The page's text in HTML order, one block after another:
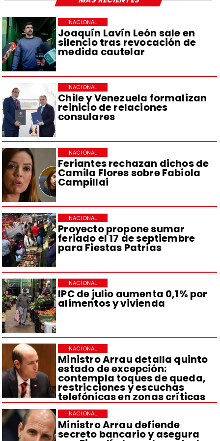
Joaquín Lavín León sale en
silencio tras revocación de
medida cautelar
NACIONAL
Chile y Venezuela formalizan
reinicio de relaciones
consulares
NACIONAL
Feriantes rechazan dichos de
Camila Flores sobre Fabiola
Campillai
NACIONAL
Proyecto propone sumar
feriado el 17 de septiembre
para Fiestas Patrias
NACIONAL
IPC de julio aumenta 0,1% por
alimentos y vivienda
NACIONAL
Ministro Arrau detalla quinto
estado de excepción:
contempla toques de queda,
restricciones y escuchas
telefónicas en zonas críticas
NACIONAL
Ministro Arrau defiende
secreto bancario y asegura
NACIONAL